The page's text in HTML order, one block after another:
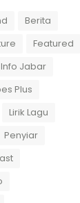
Berita
Featured
Info Jabar
Plus
Lirik Lagu
Penyiar